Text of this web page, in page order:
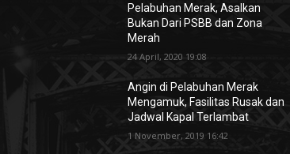
Pelabuhan Merak, Asalkan
Bukan Dari PSBB dan Zona
Merah
24 April, 2020 19:08
Angin di Pelabuhan Merak
Mengamuk, Fasilitas Rusak dan
Jadwal Kapal Terlambat
1 November, 2019 16:42